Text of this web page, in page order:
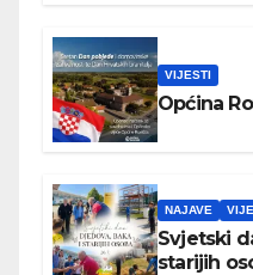
VIJESTI
Općina
NAJAVE
Svjetski
starijih